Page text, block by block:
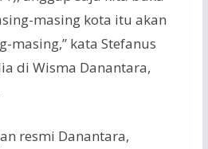
masing kota itu akan
masing,” kata Stefanus
di Wisma Danantara,
resmi Danantara,